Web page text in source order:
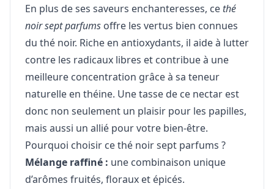
En plus de ses saveurs enchanteresses, ce thé
noir sept parfums offre les vertus bien connues
du thé noir. Riche en antioxydants, il aide à lutter
contre les radicaux libres et contribue à une
meilleure concentration grâce à sa teneur
naturelle en théine. Une tasse de ce nectar est
donc non seulement un plaisir pour les papilles,
mais aussi un allié pour votre bien-être.
Pourquoi choisir ce thé noir sept parfums ?
Mélange raffiné : une combinaison unique
d’arômes fruités, floraux et épicés.